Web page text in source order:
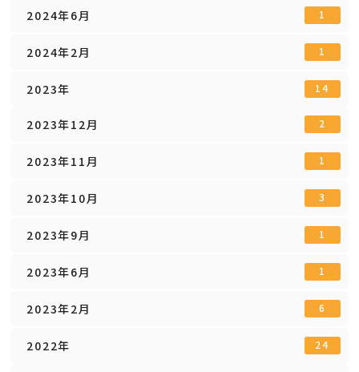
2024年6月 1
2024年2月 1
2023年 14
2023年12月 2
2023年11月 1
2023年10月 3
2023年9月 1
2023年6月 1
2023年2月 6
2022年 24